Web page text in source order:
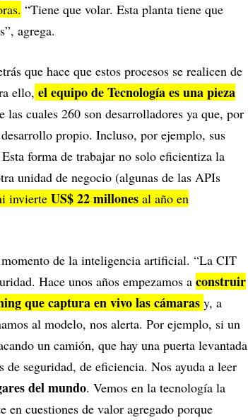
“Tiene que volar. Esta planta tiene que
agrega.
que hace que estos procesos se realicen de
ello, el equipo de Tecnología es una pieza
las cuales 260 son desarrolladores ya que, por
propio. Incluso, por ejemplo, sus
forma de trabajar no solo eficientiza la
unidad de negocio (algunas de las APIs
invierte US$ 22 millones al año en
de la inteligencia artificial. “La CIT
Hace unos años empezamos a construir
que captura en vivo las cámaras y, a
al modelo, nos alerta. Por ejemplo, si un
un camión, que hay una puerta levantada
seguridad, de eficiencia. Nos ayuda a leer
del mundo. Vemos en la tecnología la
en cuestiones de valor agregado porque